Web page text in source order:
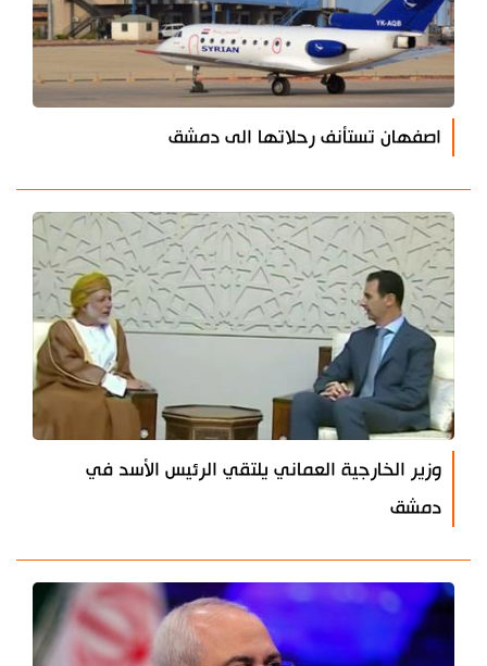
اصفهان تستأنف رحلاتها الى دمشق
وزير الخارجية العماني يلتقي الرئيس الأسد في
دمشق